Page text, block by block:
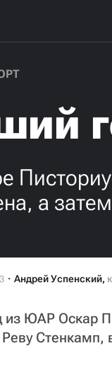
а
Андрей Успенский,
ЮАР Оскар